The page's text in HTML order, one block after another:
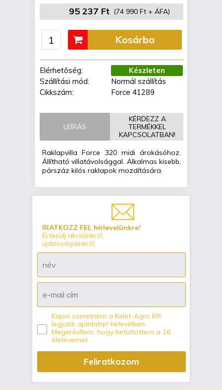
95 237 Ft (74 990 Ft + ÁFA)
Elérhetőség:
Készleten
Szállítási mód:
Normál szállítás
Cikkszám:
Force 41289
Kosárba
LEÍRÁS
KÉRDEZZ A
TERMÉKKEL
KAPCSOLATBAN!
Raklapvilla Force 320 midi árokásóhoz.
Állítható villatávolsággal. Alkalmas kisebb,
párszáz kilós raklapok mozdítására.
IRATKOZZ FEL hírlevelünkre!
Értesülj akcióinkról,
újdonságainkról.
Kapni szeretném a Kelet-Agro Kft.
legjobb ajánlatait hírlevélben.
Megerősítem, hogy betöltöttem a 16.
életévemet.
Feliratkozom